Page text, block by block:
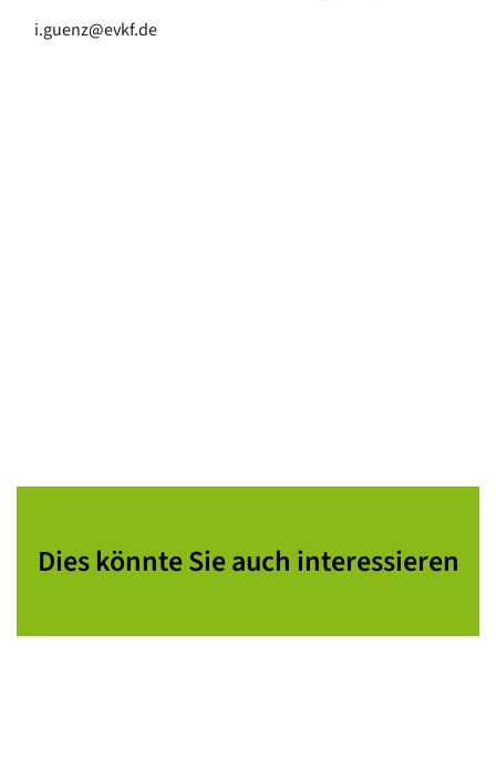
i.guenz@evkf.de
Dies könnte Sie auch interessieren